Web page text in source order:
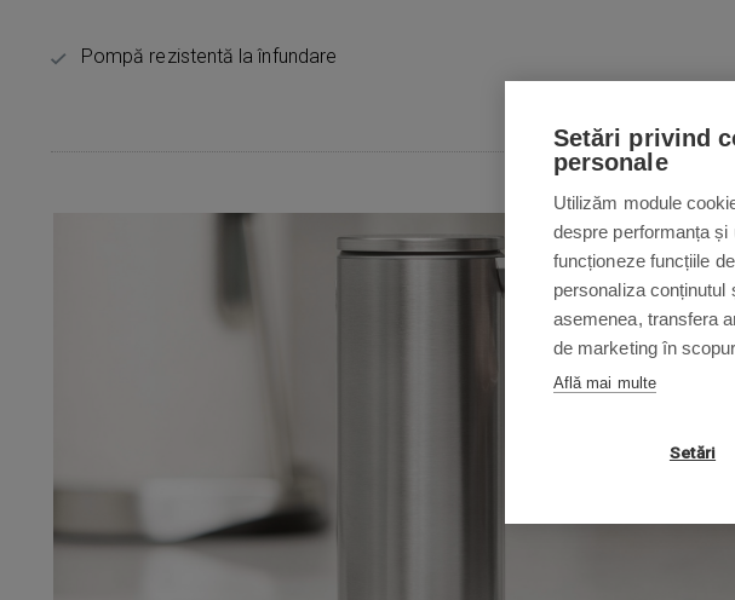
Pompă rezistentă la înfundare
Setări privind
personale
Utilizăm module
despre performanța și
funcționeze funcțiile
personaliza
asemenea, transfera
de marketing în
Află mai multe
Setări